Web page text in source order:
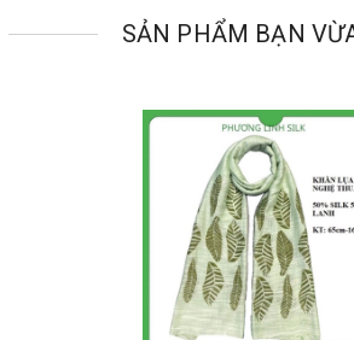
SẢN PHẨM BẠN